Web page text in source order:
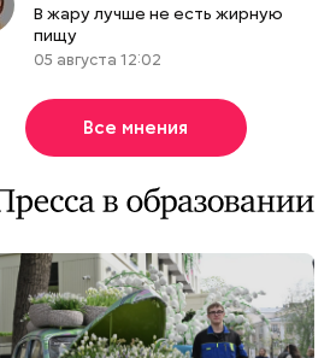
В жару лучше не есть жирную
пищу
05 августа 12:02
Все мнения